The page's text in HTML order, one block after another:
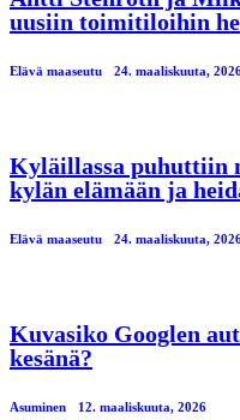
uusiin toimitiloihin
Elävä maaseutu 24. maaliskuuta,
Kyläillassa puhuttiin
kylän elämään ja
Elävä maaseutu 24. maaliskuuta,
Kuvasiko Googlen
kesänä?
Asuminen 12. maaliskuuta, 2026